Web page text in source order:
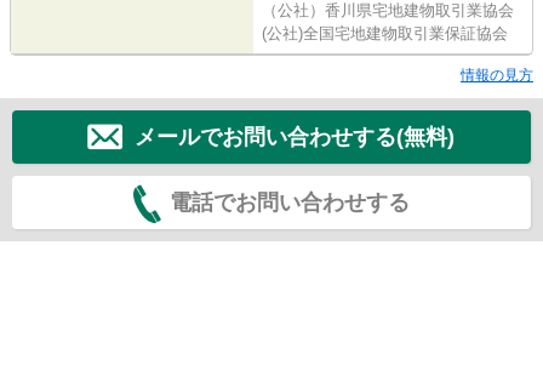
（公社）香川県宅地建物取引業協会
(公社)全国宅地建物取引業保証協会
情報の見方
メールでお問い合わせする(無料)
電話でお問い合わせする